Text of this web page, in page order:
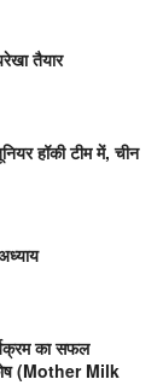
तैयार
हॉकी टीम में, चीन
का सफल
(Mother Milk